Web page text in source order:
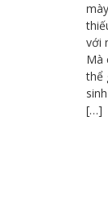
với
Mà
thể
[…]